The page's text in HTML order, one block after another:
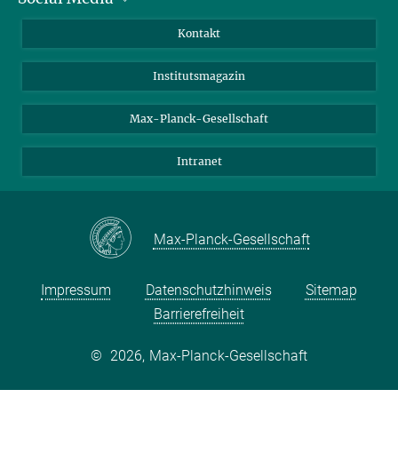
Fördernde
Schulen
Studierende
Bluesky
Facebook
YouTube
Kontakt
Institutsmagazin
Max-Planck-Gesellschaft
Intranet
Max-Planck-Gesellschaft
Impressum Datenschutzhinweis
Sitemap
Barrierefreiheit
© 2026, Max-Planck-Gesellschaft